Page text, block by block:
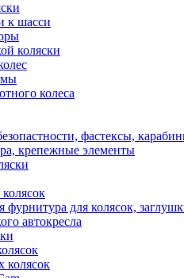
к шасси
коляски
колеса
фастексы,
крепежные элементы
фурнитура для колясок,
автокресла
колясок